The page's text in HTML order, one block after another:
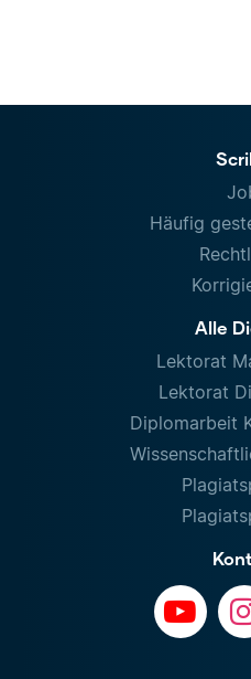
Häufig
Alle
Lektorat
Lektorat
Diplomarbeit